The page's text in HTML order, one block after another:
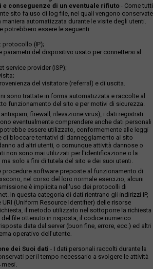
conseguenze di un eventuale rifiuto - Come tutti
sito fa uso di log file, nei quali vengono conservate
automatizzata durante le visite degli utenti.
potrebbero essere le seguenti:
protocollo (IP);
parametri del dispositivo usato per connettersi al
service provider (ISP);
del visitatore (referral) e di uscita.
sono trattate in forma automatizzata e raccolte al
funzionamento del sito e per motivi di sicurezza.
firewall, rilevazione virus), i dati registrati
eventualmente comprendere anche dati personali
essere utilizzato, conformemente alle leggi
di bloccare tentativi di danneggiamento al sito
ad altri utenti, o comunque attività dannose o
non sono mai utilizzati per l'identificazione o la
solo a fini di tutela del sito e dei suoi utenti.
procedure software preposte al funzionamento di
nel corso del loro normale esercizio, alcuni
è implicita nell'uso dei protocolli di
In questa categoria di dati rientrano gli indirizzi IP,
(Uniform Resource Identifier) delle risorse
il metodo utilizzato nel sottoporre la richiesta
del file ottenuto in risposta, il codice numerico
data dal server (buon fine, errore, ecc.) ed altri
operativo dell'utente.
dei Suoi dati - I dati personali raccolti durante la
per il tempo necessario a svolgere le attività
mesi.